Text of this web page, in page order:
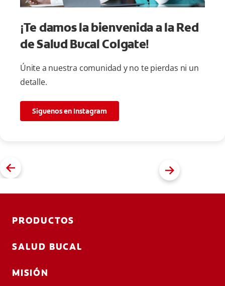
¡Te damos la bienvenida a la Red
de Salud Bucal Colgate!
Únite a nuestra comunidad y no te pierdas ni un
detalle.
Siguenos en Instagram
PRODUCTOS
SALUD BUCAL
MISIÓN